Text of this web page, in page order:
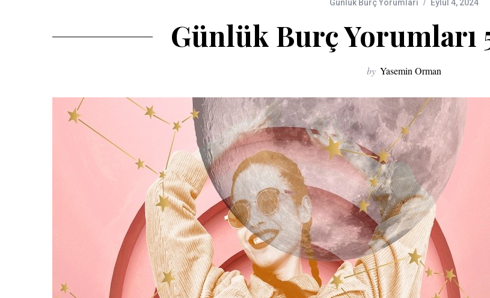
Günlük Burç Yorumları Eylül 4, 2024
Günlük Burç Yorumları
by Yasemin Orman